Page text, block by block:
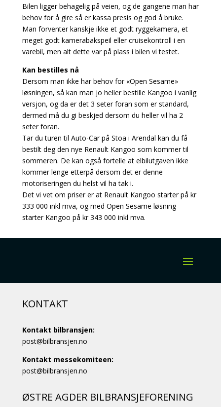
Bilen ligger behagelig på veien, og de gangene man har
behov for å gire så er kassa presis og god å bruke.
Man forventer kanskje ikke et godt ryggekamera, et
meget godt kamerabakspeil eller cruisekontroll i en
varebil, men alt dette var på plass i bilen vi testet.
Kan bestilles nå
Dersom man ikke har behov for «Open Sesame»
løsningen, så kan man jo heller bestille Kangoo i vanlig
versjon, og da er det 3 seter foran som er standard,
dermed må du gi beskjed dersom du heller vil ha 2
seter foran.
Tar du turen til Auto-Car på Stoa i Arendal kan du få
bestilt deg den nye Renault Kangoo som kommer til
sommeren. De kan også fortelle at elbilutgaven ikke
kommer lenge etterpå dersom det er denne
motoriseringen du helst vil ha tak i.
Det vi vet om priser er at Renault Kangoo starter på kr
333 000 inkl mva, og med Open Sesame løsning
starter Kangoo på kr 343 000 inkl mva.
KONTAKT
Kontakt bilbransjen:
post@bilbransjen.no
Kontakt messekomiteen:
post@bilbransjen.no
ØSTRE AGDER BILBRANSJEFORENING